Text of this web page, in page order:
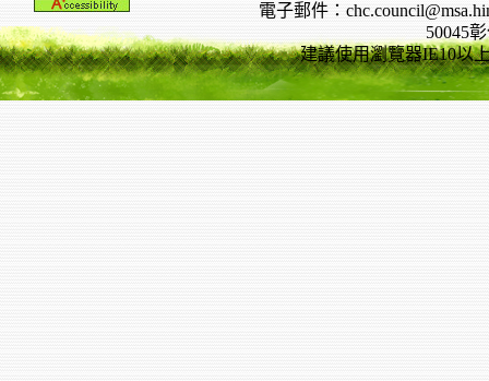
電子郵件：
50045
建議使用瀏覽器IE10以